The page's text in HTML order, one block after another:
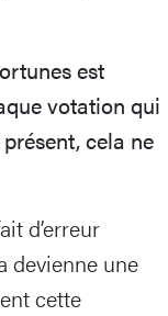
est
votation qui
cela ne
d’erreur
devienne une
cette